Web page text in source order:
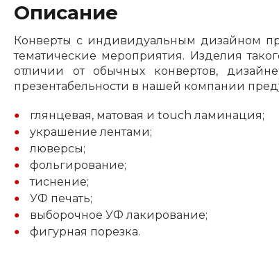
Описание
Конверты с индивидуальным дизайном
тематические мероприятия. Изделия
отличии от обычных конвертов,
презентабельности в нашей компании
глянцевая, матовая и touch ламинация;
украшение лентами;
люверсы;
фольгирование;
тиснение;
УФ печать;
выборочное УФ лакирование;
фигурная порезка.